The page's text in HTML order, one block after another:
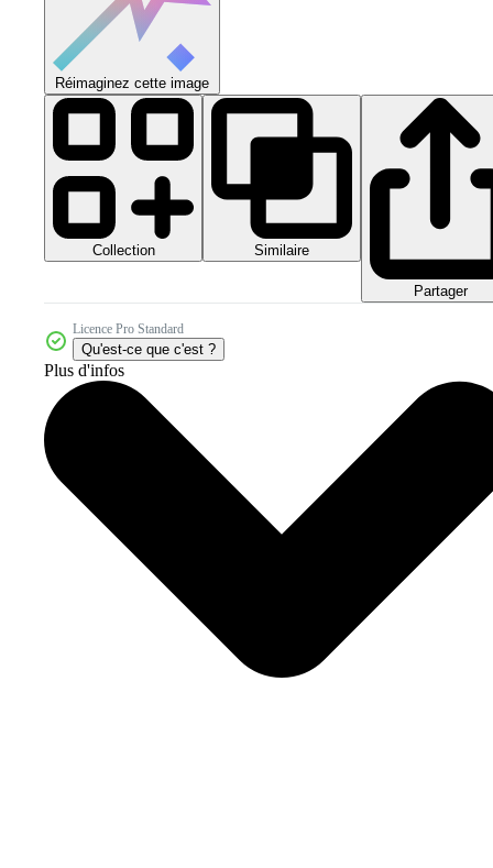
Réimaginez cette image
Collection Similaire
Partager
Licence Pro Standard
Qu'est-ce que c'est ?
Plus d'infos